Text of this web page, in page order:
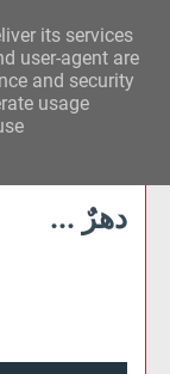
دهرٌ ...
its services
user-agent are
and security
usage